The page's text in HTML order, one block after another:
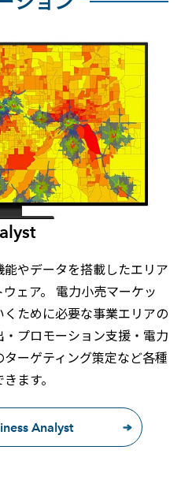
やデータを搭載したエリア
ェア。 電力小売マーケッ
くために必要な事業エリアの
プロモーション支援・電力
ーゲティング策定など各種
ます。
Analyst